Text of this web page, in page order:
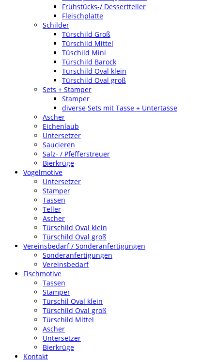
Frühstücks-/ Dessertteller
Fleischplatte
Schilder
Türschild Groß
Türschild Mittel
Tüschild Mini
Türschild Barock
Türschild Oval klein
Türschild Oval groß
Sets + Stamper
Stamper
diverse Sets mit Tasse + Untertasse
Ascher
Eichenlaub
Untersetzer
Saucieren
Salz- / Pfefferstreuer
Bierkrüge
Vogelmotive
Untersetzer
Stamper
Tassen
Teller
Ascher
Türschild Oval klein
Türschild Oval groß
Vereinsbedarf / Sonderanfertigungen
Sonderanfertigungen
Vereinsbedarf
Fischmotive
Tassen
Stamper
Türschil Oval klein
Türschild Oval groß
Türschild Mittel
Ascher
Untersetzer
Bierkrüge
Kontakt